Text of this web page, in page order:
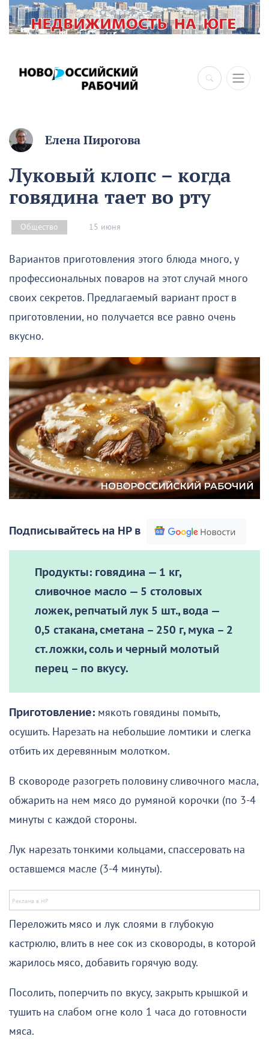
×
Елена Пирогова
Луковый клопс – когда
говядина тает во рту
Общество 15 июня
Вариантов приготовления этого блюда много, у
профессиональных поваров на этот случай много
своих секретов. Предлагаемый вариант прост в
приготовлении, но получается все равно очень
вкусно.
Подписывайтесь на НР в
Продукты: говядина — 1 кг,
сливочное масло — 5 столовых
ложек, репчатый лук 5 шт., вода —
0,5 стакана, сметана – 250 г, мука – 2
ст. ложки, соль и черный молотый
перец – по вкусу.
Приготовление: мякоть говядины помыть,
осушить. Нарезать на небольшие ломтики и слегка
отбить их деревянным молотком.
В сковороде разогреть половину сливочного масла,
обжарить на нем мясо до румяной корочки (по 3-4
минуты с каждой стороны.
Лук нарезать тонкими кольцами, спассеровать на
оставшемся масле (3-4 минуты).
Переложить мясо и лук слоями в глубокую
кастрюлю, влить в нее сок из сковороды, в которой
жарилось мясо, добавить горячую воду.
Посолить, поперчить по вкусу, закрыть крышкой и
тушить на слабом огне коло 1 часа до готовности
мяса.